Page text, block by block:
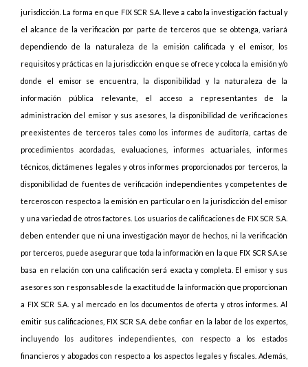
jurisdicción. La forma en que FIX SCR S.A. lleve a cabo la investigación factual y
el alcance de la verificación por parte de terceros que se obtenga, variará
dependiendo de la naturaleza de la emisión calificada y el emisor, los
requisitos y prácticas en la jurisdicción en que se ofrece y coloca la emisión y/o
donde el emisor se encuentra, la disponibilidad y la naturaleza de la
información pública relevante, el acceso a representantes de la
administración del emisor y sus asesores, la disponibilidad de verificaciones
preexistentes de terceros tales como los informes de auditoría, cartas de
procedimientos acordadas, evaluaciones, informes actuariales, informes
técnicos, dictámenes legales y otros informes proporcionados por terceros, la
disponibilidad de fuentes de verificación independientes y competentes de
terceros con respecto a la emisión en particular o en la jurisdicción del emisor
y una variedad de otros factores. Los usuarios de calificaciones de FIX SCR S.A.
deben entender que ni una investigación mayor de hechos, ni la verificación
por terceros, puede asegurar que toda la información en la que FIX SCR S.A.se
basa en relación con una calificación será exacta y completa. El emisor y sus
asesores son responsables de la exactitud de la información que proporcionan
a FIX SCR S.A. y al mercado en los documentos de oferta y otros informes. Al
emitir sus calificaciones, FIX SCR S.A. debe confiar en la labor de los expertos,
incluyendo los auditores independientes, con respecto a los estados
financieros y abogados con respecto a los aspectos legales y fiscales. Además,